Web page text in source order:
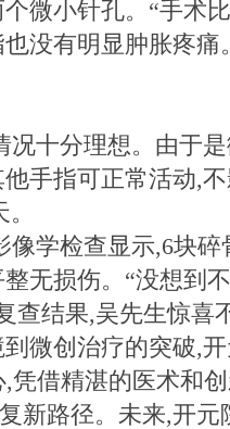
微小针孔。“手术
没有明显肿胀疼痛
况十分理想。由于
手指可正常活动,
像学检查显示,6块
无损伤。“没想到
查结果,吴先生惊喜
微创治疗的突破,
凭借精湛的医术和
新路径。未来,开元